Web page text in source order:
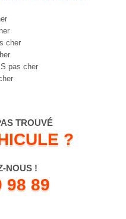
cher
pas cher
TROUVÉ
?
NOUS !
98 89